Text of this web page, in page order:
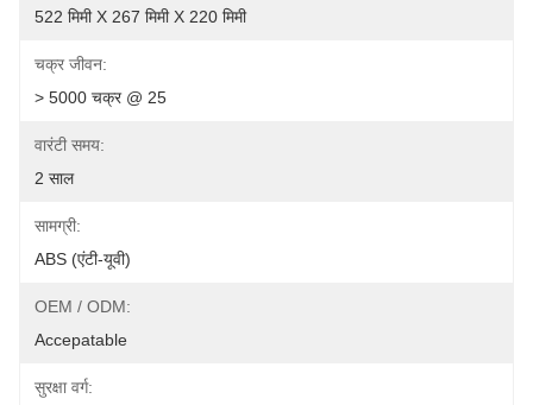
522 मिमी X 267 मिमी X 220 मिमी
चक्र जीवन:
> 5000 चक्र @ 25
वारंटी समय:
2 साल
सामग्री:
ABS (एंटी-यूवी)
OEM / ODM:
Accepatable
सुरक्षा वर्ग: